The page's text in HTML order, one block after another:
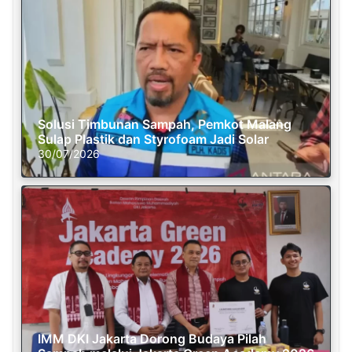
Solusi Timbunan Sampah, Pemkot Malang
Sulap Plastik dan Styrofoam Jadi Solar
30/07/2026
IMM DKI Jakarta Dorong Budaya Pilah